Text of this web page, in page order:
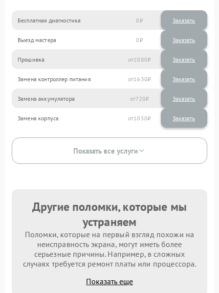
Бесплатная диагностика 0 Заказать
Выезд мастера 0 Заказать
Прошивка 1080
Замена контроллер питания 1630
Замена аккумулятора 720
Замена корпуса 1050
Показать все услуги
Другие поломки, которые мы
устраняем
Поломки, которые на первый взгляд похожи на
неисправность экрана, могут иметь более
серьезные причины. Например, в сложных
случаях требуется ремонт платы или процессора.
Показать еще